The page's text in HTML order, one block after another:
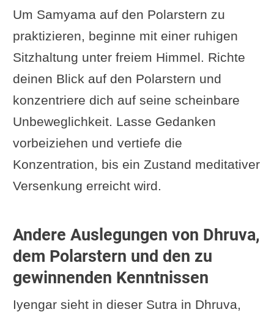
Um Samyama auf den Polarstern zu
praktizieren, beginne mit einer ruhigen
Sitzhaltung unter freiem Himmel. Richte
deinen Blick auf den Polarstern und
konzentriere dich auf seine scheinbare
Unbeweglichkeit. Lasse Gedanken
vorbeiziehen und vertiefe die
Konzentration, bis ein Zustand meditativer
Versenkung erreicht wird.
Andere Auslegungen von Dhruva,
dem Polarstern und den zu
gewinnenden Kenntnissen
Iyengar sieht in dieser Sutra in Dhruva,